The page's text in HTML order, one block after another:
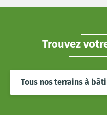
Trouvez
Tous nos terrains à